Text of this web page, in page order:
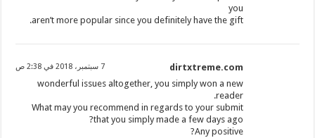
you
aren’t more popular since you definitely have the gift.
dirtxtreme.com 7 سبتمبر، 2018 في 2:38 ص
wonderful issues altogether, you simply won a new
reader.
What may you recommend in regards to your submit
that you simply made a few days ago?
Any positive?